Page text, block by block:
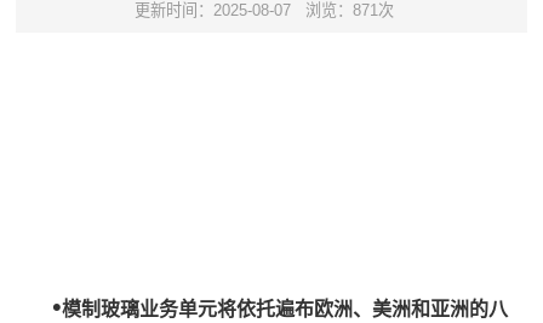
更新时间：2025-08-07 浏览：871次
•模制玻璃业务单元将依托遍布欧洲、美洲和亚洲的八